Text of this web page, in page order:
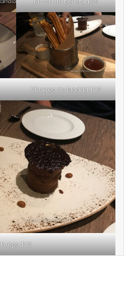
Churros de Madrid $13
Fuego $15